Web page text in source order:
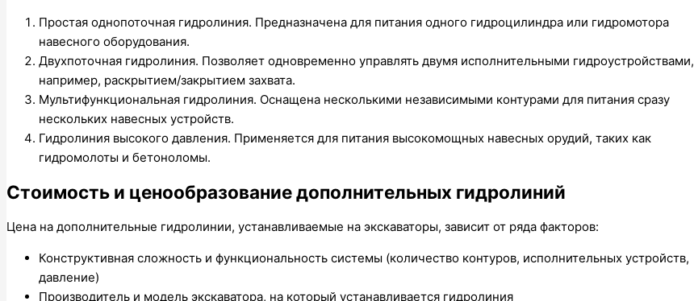
Простая однопоточная гидролиния. Предназначена для питания одного гидроцилиндра или гидромотора
навесного оборудования.
Двухпоточная гидролиния. Позволяет одновременно управлять двумя исполнительными гидроустройствами,
например, раскрытием/закрытием захвата.
Мультифункциональная гидролиния. Оснащена несколькими независимыми контурами для питания сразу
нескольких навесных устройств.
Гидролиния высокого давления. Применяется для питания высокомощных навесных орудий, таких как
гидромолоты и бетоноломы.
Стоимость и ценообразование дополнительных гидролиний
Цена на дополнительные гидролинии, устанавливаемые на экскаваторы, зависит от ряда факторов:
Конструктивная сложность и функциональность системы (количество контуров, исполнительных устройств,
давление)
Производитель и модель экскаватора, на который устанавливается гидролиния